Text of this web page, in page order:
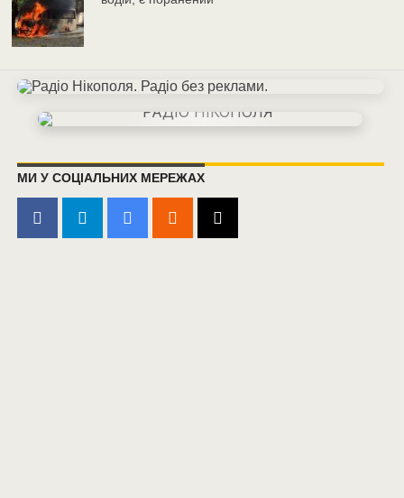
МИ У СОЦІАЛЬНИХ МЕРЕЖАХ